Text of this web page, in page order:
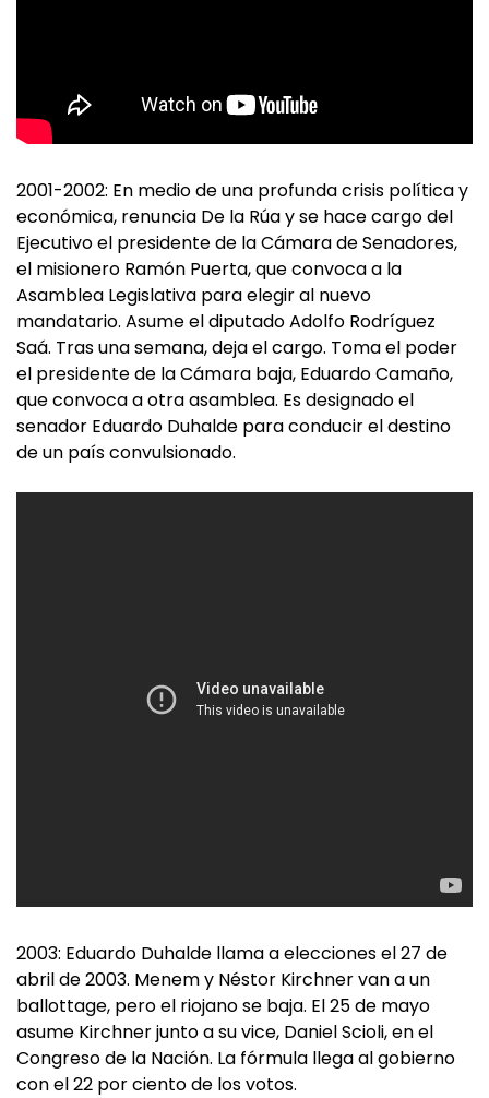
2001-2002: En medio de una profunda crisis política y
económica, renuncia De la Rúa y se hace cargo del
Ejecutivo el presidente de la Cámara de Senadores,
el misionero Ramón Puerta, que convoca a la
Asamblea Legislativa para elegir al nuevo
mandatario. Asume el diputado Adolfo Rodríguez
Saá. Tras una semana, deja el cargo. Toma el poder
el presidente de la Cámara baja, Eduardo Camaño,
que convoca a otra asamblea. Es designado el
senador Eduardo Duhalde para conducir el destino
de un país convulsionado.
2003: Eduardo Duhalde llama a elecciones el 27 de
abril de 2003. Menem y Néstor Kirchner van a un
ballottage, pero el riojano se baja. El 25 de mayo
asume Kirchner junto a su vice, Daniel Scioli, en el
Congreso de la Nación. La fórmula llega al gobierno
con el 22 por ciento de los votos.